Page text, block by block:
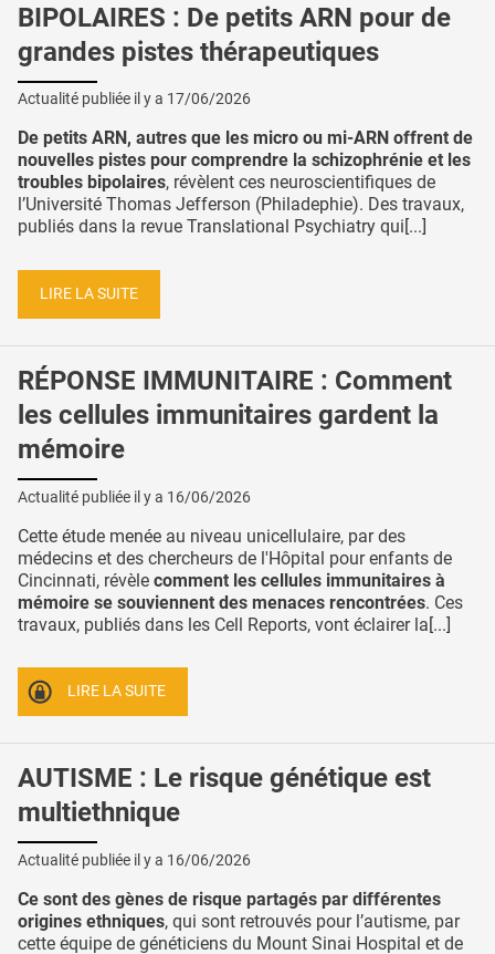
BIPOLAIRES : De petits ARN pour de
grandes pistes thérapeutiques
Actualité publiée il y a 17/06/2026
De petits ARN, autres que les micro ou mi-ARN offrent de
nouvelles pistes pour comprendre la schizophrénie et les
troubles bipolaires, révèlent ces neuroscientifiques de
l’Université Thomas Jefferson (Philadephie). Des travaux,
publiés dans la revue Translational Psychiatry qui[...]
LIRE LA SUITE
RÉPONSE IMMUNITAIRE : Comment
les cellules immunitaires gardent la
mémoire
Actualité publiée il y a 16/06/2026
Cette étude menée au niveau unicellulaire, par des
médecins et des chercheurs de l'Hôpital pour enfants de
Cincinnati, révèle comment les cellules immunitaires à
mémoire se souviennent des menaces rencontrées. Ces
travaux, publiés dans les Cell Reports, vont éclairer la[...]
LIRE LA SUITE
AUTISME : Le risque génétique est
multiethnique
Actualité publiée il y a 16/06/2026
Ce sont des gènes de risque partagés par différentes
origines ethniques, qui sont retrouvés pour l’autisme, par
cette équipe de généticiens du Mount Sinai Hospital et de